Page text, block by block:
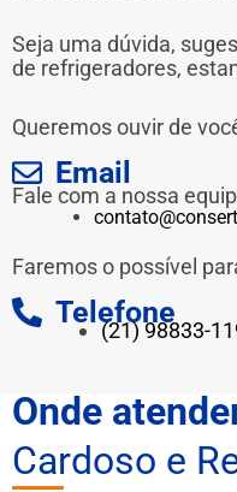
Seja uma dúvida,
de refrigeradores,
Queremos ouvir de
Email
Fale com a nossa
Faremos o possível
Telefone
(21) 98833-
Onde
Cardoso e